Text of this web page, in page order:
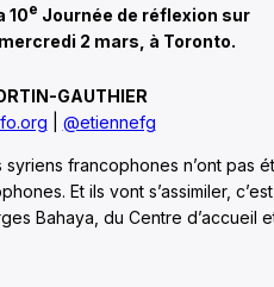
10e Journée de réflexion sur
2 mars, à Toronto.
GAUTHIER
@etiennefg
francophones n’ont pas
Et ils vont s’assimiler, c’est
Bahaya, du Centre d’accueil